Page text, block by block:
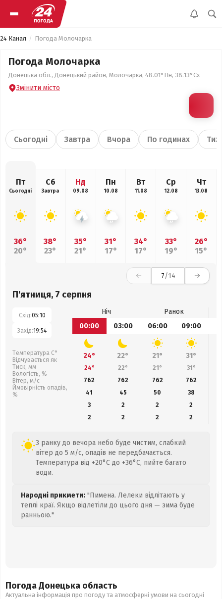
24 Канал Погода Молочарка
Погода Молочарка
Донецька обл., Донецький район, Молочарка, 48.01°Пн, 38.13°Сх
Змінити місто
Сьогодні Завтра Вчора По годинах
Пт
Сьогодні
36°
20°
Сб
Завтра
38°
23°
Нд
09.08
35°
21°
Пн
10.08
31°
17°
Вт
11.08
34°
17°
Ср
12.08
33°
19°
Чт
13.08
26°
15°
7/14
П'ятниця, 7 серпня
Схід:05:10
Захід:19:54
Температура С°
Відчувається як
Тиск, мм
Вологість, %
Вітер, м/с
Ймовірність опадів,
%
Ніч
Ранок
00:00
03:00 06:00 09:00
24° 22° 21° 31°
24° 22° 21° 31°
762
762 762 762
41
45 50 38
3
2 2
2
2
2 2 2
З ранку до вечора небо буде чистим, слабкий
вітер до 5 м/с, опадів не передбачається.
Температура від +20°C до +36°C, пийте багато
води.
Народні прикмети: "Пимена. Лелеки відлітають у
теплі краї. Якщо відлетіли до цього дня — зима буде
ранньою."
Погода Донецька область
Актуальна інформація про погоду та атмосферні умови на сьогодні